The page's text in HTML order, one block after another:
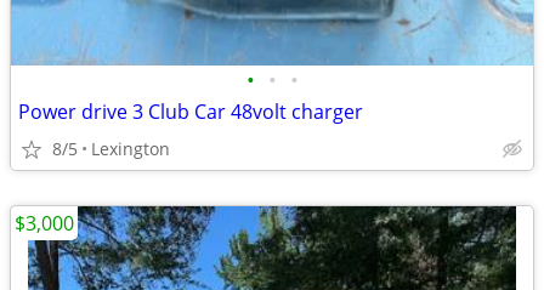
• • •
Power drive 3 Club Car 48volt charger
8/5 Lexington
$3,000